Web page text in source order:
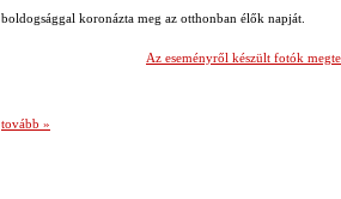
boldogsággal koronázta meg az otthonban élők napját.
Az eseményről készült fotók
tovább »